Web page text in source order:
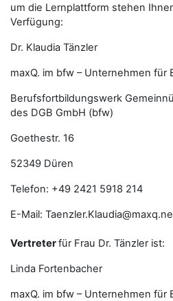
um die Lernplattform stehen
Verfügung:
Dr. Klaudia Tänzler
maxQ. im bfw – Unternehmen für
Berufsfortbildungswerk
des DGB GmbH (bfw)
Goethestr. 16
52349 Düren
Telefon: +49 2421 5918 214
E-Mail:
Vertreterfür Frau Dr. Tänzler ist:
Linda Fortenbacher
maxQ. im bfw – Unternehmen für